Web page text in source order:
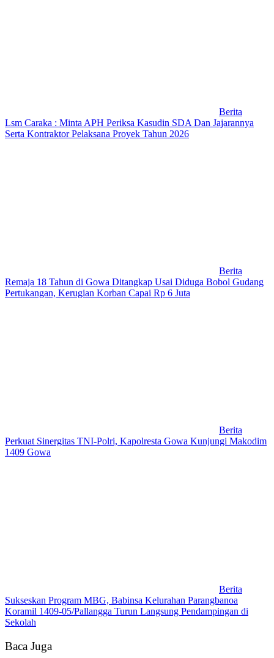
Berita
Lsm Caraka : Minta APH Periksa Kasudin SDA Dan Jajarannya
Serta Kontraktor Pelaksana Proyek Tahun 2026
Berita
Remaja 18 Tahun di Gowa Ditangkap Usai Diduga Bobol Gudang
Pertukangan, Kerugian Korban Capai Rp 6 Juta
Berita
Perkuat Sinergitas TNI-Polri, Kapolresta Gowa Kunjungi Makodim
1409 Gowa
Berita
Sukseskan Program MBG, Babinsa Kelurahan Parangbanoa
Koramil 1409-05/Pallangga Turun Langsung Pendampingan di
Sekolah
Baca Juga